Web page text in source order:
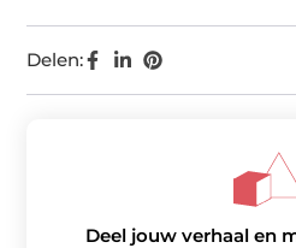
Delen:
Deel jouw verhaal en